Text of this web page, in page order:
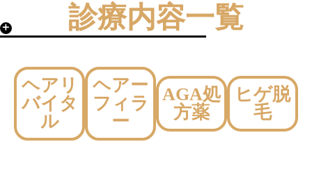
＋ 診療内容一覧
ヘアリ
バイタ
ル
ヘアー
フィラ
ー
AGA処
方薬
ヒゲ脱
毛